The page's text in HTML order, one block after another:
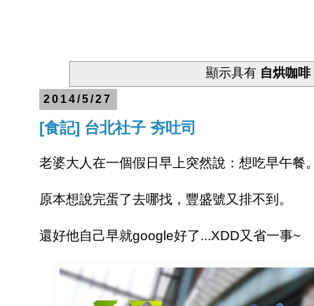
顯示具有 自烘咖啡
2014/5/27
[食記] 台北社子 夯吐司
老婆大人在一個假日早上突然說：想吃早午餐
原本想說完蛋了去哪找，豐盛號又排不到。
還好他自己早就google好了...XDD又省一事~